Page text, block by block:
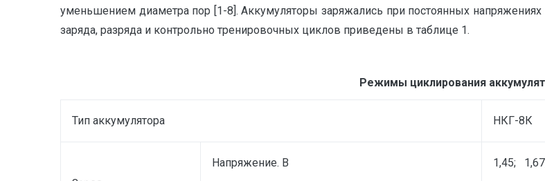
уменьшением диаметра пор [1-8]. Аккумуляторы заряжались при постоянных
заряда, разряда и контрольно тренировочных циклов приведены в таблице 1.
Режимы циклирования
Тип аккумулятора НКГ-8К
Напряжение. В 1,45;